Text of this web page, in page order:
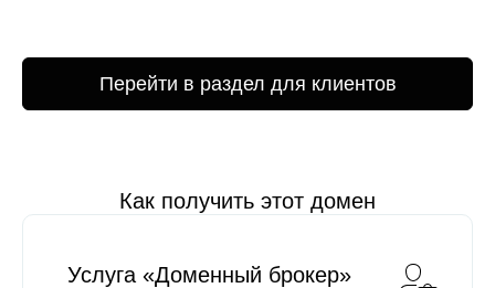
Перейти в раздел для клиентов
Как получить этот домен
Услуга «Доменный брокер»